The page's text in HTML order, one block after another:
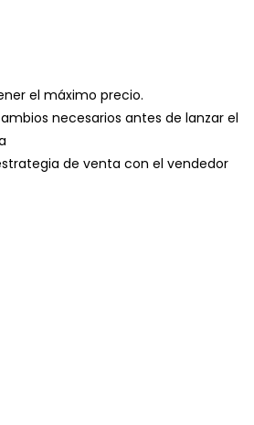
el máximo precio.
necesarios antes de lanzar el
de venta con el vendedor